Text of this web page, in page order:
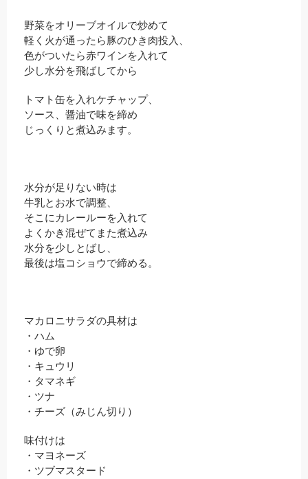
野菜をオリーブオイルで炒めて
軽く火が通ったら豚のひき肉投入、
色がついたら赤ワインを入れて
少し水分を飛ばしてから
トマト缶を入れケチャップ、
ソース、醤油で味を締め
じっくりと煮込みます。
水分が足りない時は
牛乳とお水で調整、
そこにカレールーを入れて
よくかき混ぜてまた煮込み
水分を少しとばし、
最後は塩コショウで締める。
マカロニサラダの具材は
・ハム
・ゆで卵
・キュウリ
・タマネギ
・ツナ
・チーズ（みじん切り）
味付けは
・マヨネーズ
・ツブマスタード